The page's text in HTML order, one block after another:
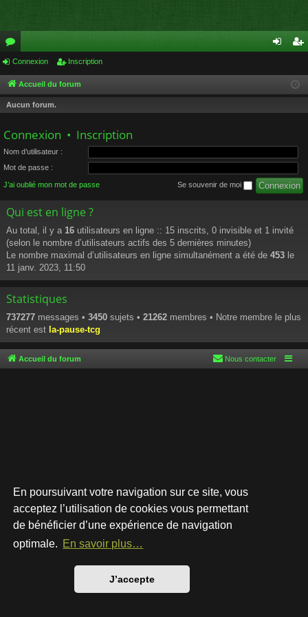
En poursuivant votre navigation sur ce site, vous
acceptez l’utilisation de cookies vous permettant
de bénéficier d’une expérience de navigation
optimale. En savoir plus…
J’accepte
or
u
m
cri
Connexion Inscription
Accueil du forum
Aucun forum.
Connexion • Inscription
Nom d’utilisateur :
Mot de passe :
J’ai oublié mon mot de passe Se souvenir de moi
Qui est en ligne ?
Au total, il y a 16 utilisateurs en ligne :: 15 inscrits, 0 invisible et 1 invité
(selon le nombre d’utilisateurs actifs des 5 dernières minutes)
Le nombre maximal d’utilisateurs en ligne simultanément a été de 453 le
11 janv. 2023, 11:50
Statistiques
737277 messages • 3450 sujets • 21262 membres • Notre membre le plus
récent est la-pause-tcg
Accueil du forum Nous contacter
Développé parphpBB® Forum Software © phpBB Limited
Style par
Traduction française officielle